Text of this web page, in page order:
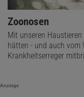
Zoonosen
Mit unseren
hätten - und auch vom
Krankheitserreger
Anzeige